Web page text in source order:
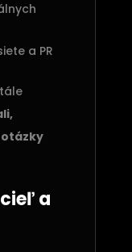
a PR
a